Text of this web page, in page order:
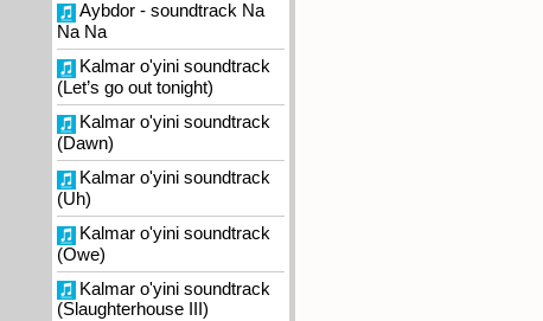
Aybdor - soundtrack Na
Na Na
Kalmar o'yini soundtrack
(Let’s go out tonight)
Kalmar o'yini soundtrack
(Dawn)
Kalmar o'yini soundtrack
(Uh)
Kalmar o'yini soundtrack
(Owe)
Kalmar o'yini soundtrack
(Slaughterhouse III)